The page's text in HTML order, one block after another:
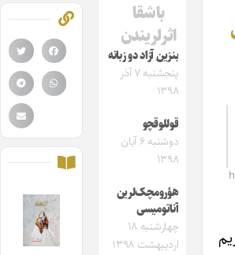
باشقا
اثرلریندن
بنزین ِآزاد دو زبانه
پنجشنبه ۷ آذر
۱۳۹۸
قوللوقچو
دوشنبه ۶ آبان
۱۳۹۸
هؤرومچک‌لرین
آناتومیسی
چهارشنبه ۱۸
اردیبهشت ۱۳۹۸